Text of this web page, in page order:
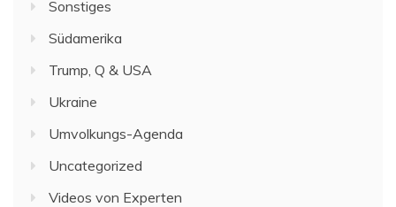
Sonstiges
Südamerika
Trump, Q & USA
Ukraine
Umvolkungs-Agenda
Uncategorized
Videos von Experten